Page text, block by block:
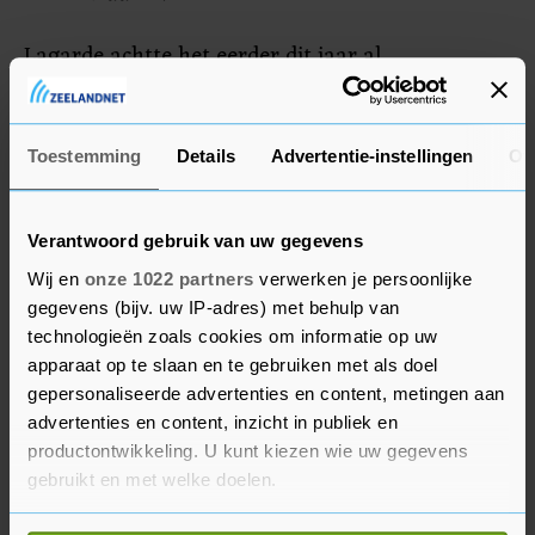
Toestemming Details Advertentie-instellingen
Verantwoord gebruik van uw gegevens
Wij en onze 1022 partners verwerken je persoonlijke
gegevens (bijv. uw IP-adres) met behulp van
technologieën zoals cookies om informatie op uw
apparaat op te slaan en te gebruiken met als doel
gepersonaliseerde advertenties en content, metingen aan
advertenties en content, inzicht in publiek en
productontwikkeling. U kunt kiezen wie uw gegevens
gebruikt en met welke doelen.
Lagarde achtte het eerder dit jaar al
waarschijnlijk dat de rente rond de zomer
omlaaggaat. Al hield ze wel een slag om de arm,
omdat er destijds nog "een mate van
onzekerheid" was over bepaalde indicatoren. Ook
dan bijvoorbeeld over de loonontwikkeling. Die
zijn de afgelopen tijd flink gestegen, al ziet
Lagarde dat de loonstijgingen "beginnen te
matigen".
Dreigende loon-prijsspiraal
De president van De Nederlandsche Bank (DNB),
Klaas Knot, tevens een van de beleidsbepalers bij